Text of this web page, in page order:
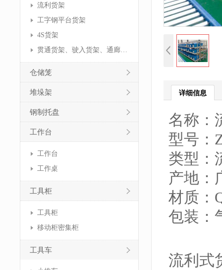
流利货架
工字钢平台货架
4S货架
贯通货架、驶入货架、通廊货架
仓储笼
堆垛架
钢制托盘
工作台
工作台
工作桌
工具柜
工具柜
移动柜密集柜
工具车
详细信息
名称：
型号：
类型：
产地：
材质：
包装：
流利式